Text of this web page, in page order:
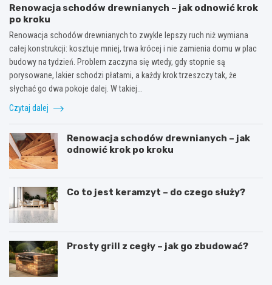
Renowacja schodów drewnianych – jak odnowić krok
po kroku
Renowacja schodów drewnianych to zwykle lepszy ruch niż wymiana
całej konstrukcji: kosztuje mniej, trwa krócej i nie zamienia domu w plac
budowy na tydzień. Problem zaczyna się wtedy, gdy stopnie są
porysowane, lakier schodzi płatami, a każdy krok trzeszczy tak, że
słychać go dwa pokoje dalej. W takiej…
Czytaj dalej
Renowacja schodów drewnianych – jak
odnowić krok po kroku
Co to jest keramzyt – do czego służy?
Prosty grill z cegły – jak go zbudować?